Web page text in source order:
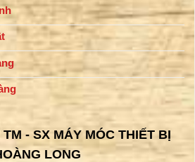
- SX MÁY MÓC THIẾT BỊ
LONG